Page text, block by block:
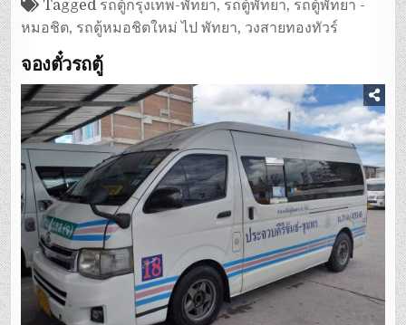
Tagged รถตู้กรุงเทพ-พัทยา, รถตู้พัทยา, รถตู้พัทยา -
หมอชิต, รถตู้หมอชิตใหม่ ไป พัทยา, วงสายทองทัวร์
จองตั๋วรถตู้